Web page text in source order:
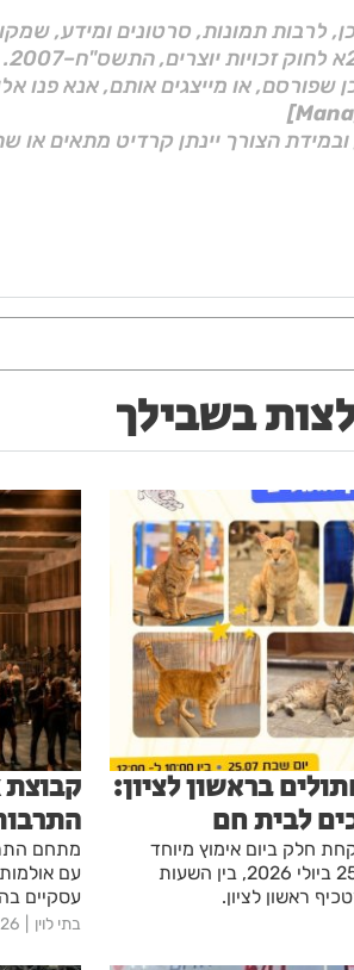
לרבות תמונות, סרטונים ומידע,
שפורסם, או מייצגים אותם, אנא פנו
הצורך יינתן קרדיט מתאים או
בשבילך
בראשון לציון:
לבית חם
חלק ביום אימוץ מיוחד
לחתולים שייערך ביום שבת, 25 ביולי 2026, בין השעות
מתחם
עם
בתי לוין